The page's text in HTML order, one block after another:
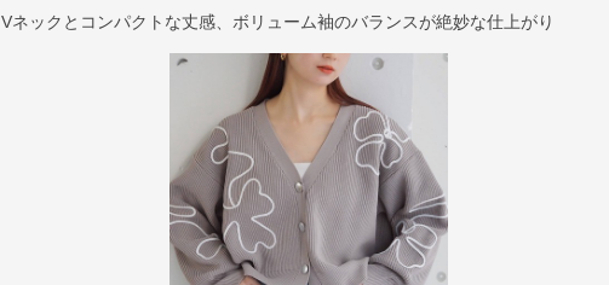
Vネックとコンパクトな丈感、ボリューム袖のバランスが絶妙な仕上がり